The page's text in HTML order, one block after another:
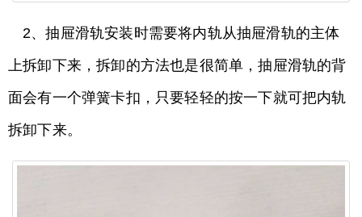
2、抽屉滑轨安装时需要将内轨从抽屉滑轨的主体
上拆卸下来，拆卸的方法也是很简单，抽屉滑轨的背
面会有一个弹簧卡扣，只要轻轻的按一下就可把内轨
拆卸下来。